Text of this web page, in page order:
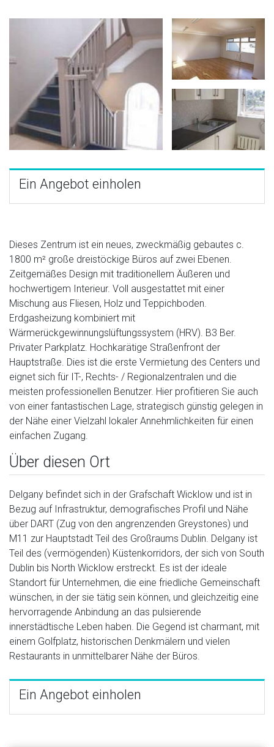
Ein Angebot einholen
Dieses Zentrum ist ein neues, zweckmäßig gebautes c.
1800 m² große dreistöckige Büros auf zwei Ebenen.
Zeitgemäßes Design mit traditionellem Äußeren und
hochwertigem Interieur. Voll ausgestattet mit einer
Mischung aus Fliesen, Holz und Teppichboden.
Erdgasheizung kombiniert mit
Wärmerückgewinnungslüftungssystem (HRV). B3 Ber.
Privater Parkplatz. Hochkarätige Straßenfront der
Hauptstraße. Dies ist die erste Vermietung des Centers und
eignet sich für IT-, Rechts- / Regionalzentralen und die
meisten professionellen Benutzer. Hier profitieren Sie auch
von einer fantastischen Lage, strategisch günstig gelegen in
der Nähe einer Vielzahl lokaler Annehmlichkeiten für einen
einfachen Zugang.
Über diesen Ort
Delgany befindet sich in der Grafschaft Wicklow und ist in
Bezug auf Infrastruktur, demografisches Profil und Nähe
über DART (Zug von den angrenzenden Greystones) und
M11 zur Hauptstadt Teil des Großraums Dublin. Delgany ist
Teil des (vermögenden) Küstenkorridors, der sich von South
Dublin bis North Wicklow erstreckt. Es ist der ideale
Standort für Unternehmen, die eine friedliche Gemeinschaft
wünschen, in der sie tätig sein können, und gleichzeitig eine
hervorragende Anbindung an das pulsierende
innerstädtische Leben haben. Die Gegend ist charmant, mit
einem Golfplatz, historischen Denkmälern und vielen
Restaurants in unmittelbarer Nähe der Büros.
Ein Angebot einholen